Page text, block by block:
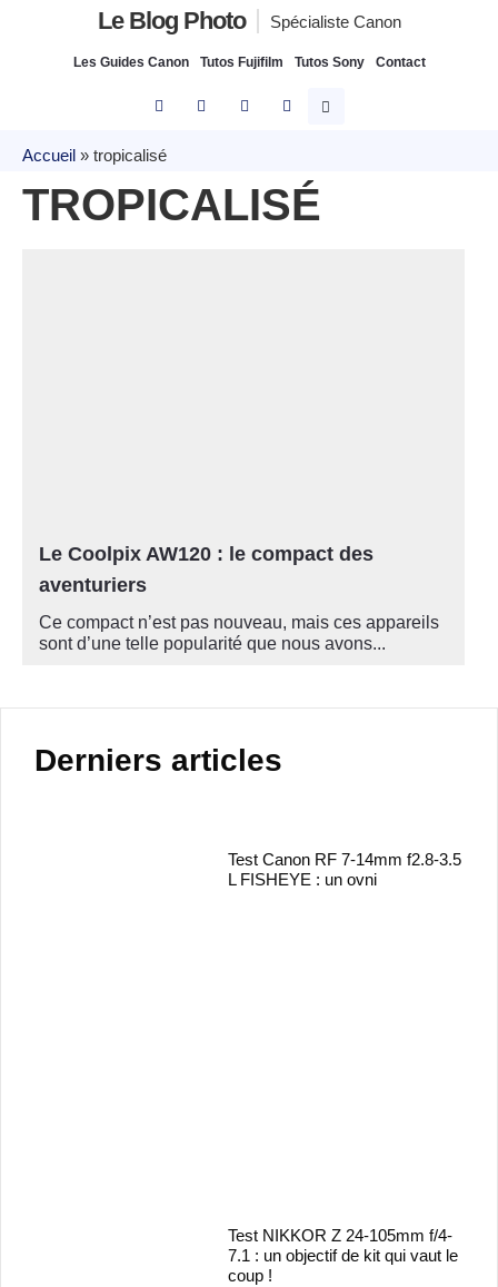
Le Blog Photo Spécialiste Canon
Les Guides Canon Tutos Fujifilm Tutos Sony Contact
Accueil » tropicalisé
TROPICALISÉ
Le Coolpix AW120 : le compact des
aventuriers
Ce compact n’est pas nouveau, mais ces appareils
sont d’une telle popularité que nous avons...
Derniers articles
Test Canon RF 7-14mm f2.8-3.5
L FISHEYE : un ovni
Test NIKKOR Z 24-105mm f/4-
7.1 : un objectif de kit qui vaut le
coup !